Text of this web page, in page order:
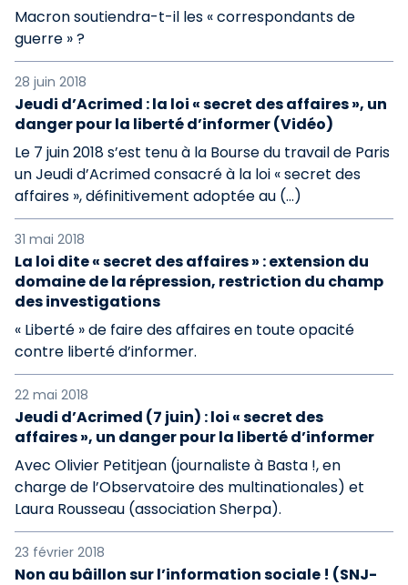
Macron soutiendra-t-il les « correspondants de
guerre » ?
28 juin 2018
Jeudi d’Acrimed : la loi « secret des affaires », un
danger pour la liberté d’informer (Vidéo)
Le 7 juin 2018 s’est tenu à la Bourse du travail de Paris
un Jeudi d’Acrimed consacré à la loi « secret des
affaires », définitivement adoptée au (…)
31 mai 2018
La loi dite « secret des affaires » : extension du
domaine de la répression, restriction du champ
des investigations
« Liberté » de faire des affaires en toute opacité
contre liberté d’informer.
22 mai 2018
Jeudi d’Acrimed (7 juin) : loi « secret des
affaires », un danger pour la liberté d’informer
Avec Olivier Petitjean (journaliste à Basta !, en
charge de l’Observatoire des multinationales) et
Laura Rousseau (association Sherpa).
23 février 2018
Non au bâillon sur l’information sociale ! (SNJ-